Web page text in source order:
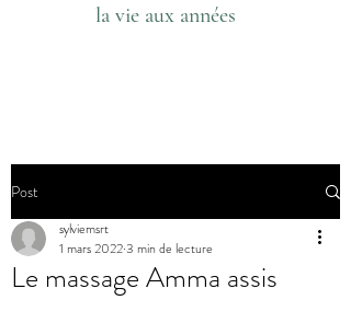
la vie aux années
Post
Le massage Amma assis
sylviemsrt
1 mars 20223 min de lecture